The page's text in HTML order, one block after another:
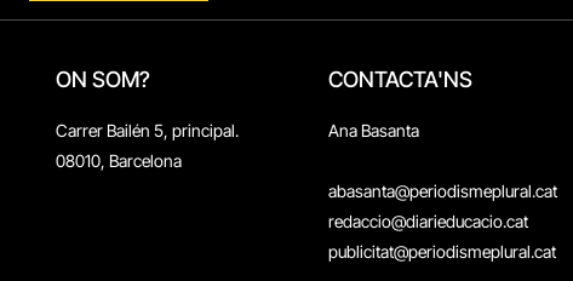
ON SOM?
Carrer Bailén 5, principal.
08010, Barcelona
CONTACTA'NS
Ana Basanta
abasanta@periodismeplural.cat
redaccio@diarieducacio.cat
publicitat@periodismeplural.cat